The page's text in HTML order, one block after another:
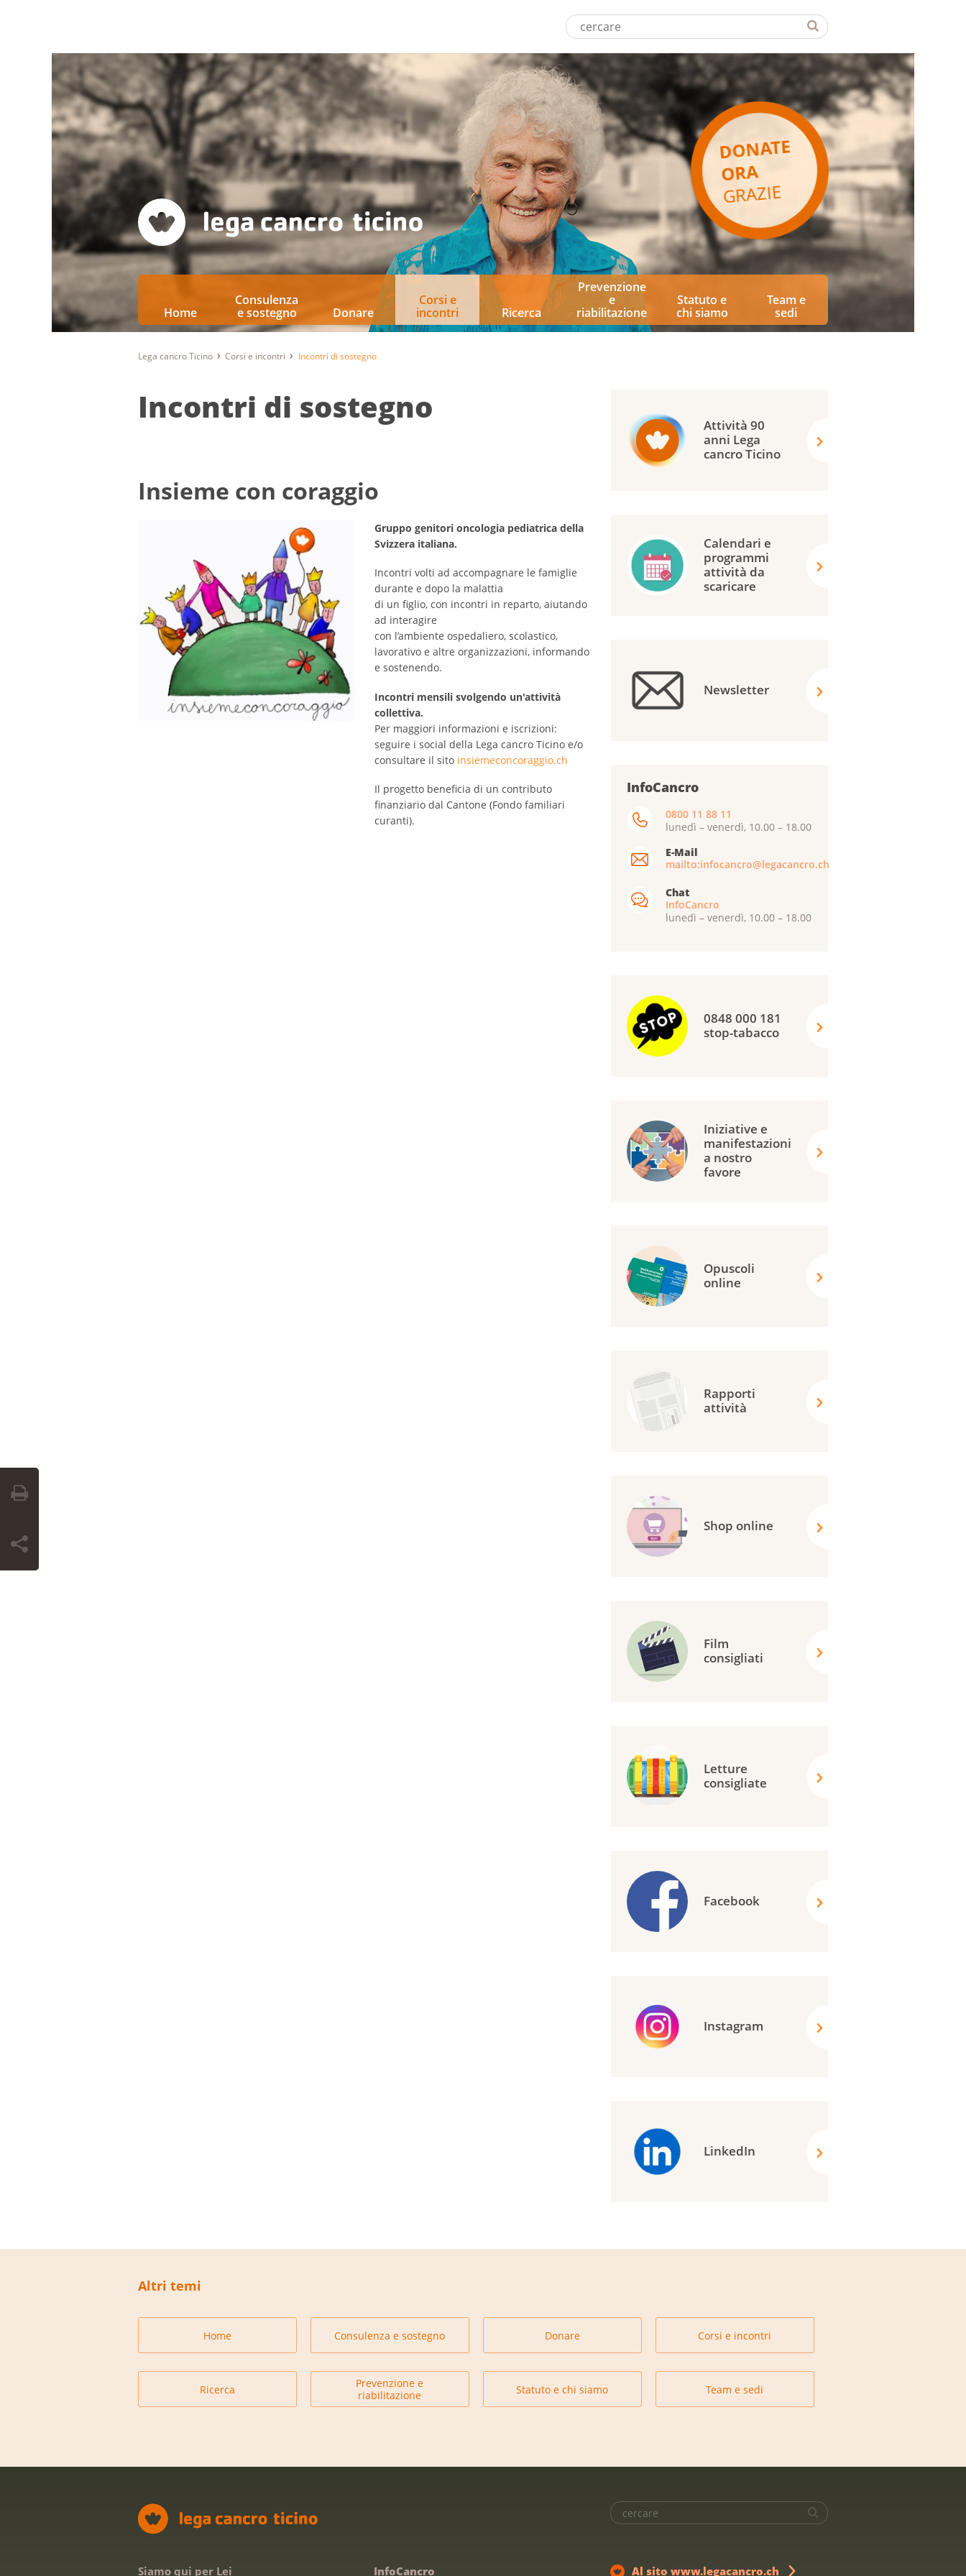
DONATE
ORA
GRAZIE
Home
Consulenza
e sostegno
Donare
Corsi e
incontri
Ricerca
Prevenzione
e
riabilitazione
Statuto e
chi siamo
Team e
sedi
Lega cancro Ticino Corsi e incontri Incontri di sostegno
Incontri di sostegno
Insieme con coraggio
Gruppo genitori oncologia pediatrica della
Svizzera italiana.
Incontri volti ad accompagnare le famiglie
durante e dopo la malattia
di un figlio, con incontri in reparto, aiutando
ad interagire
con l’ambiente ospedaliero, scolastico,
lavorativo e altre organizzazioni, informando
e sostenendo.
Incontri mensili svolgendo un'attività
collettiva.
Per maggiori informazioni e iscrizioni:
seguire i social della Lega cancro Ticino e/o
consultare il sito insiemeconcoraggio.ch
Il progetto beneficia di un contributo
finanziario dal Cantone (Fondo familiari
curanti).
Attività 90
anni Lega
cancro Ticino
Calendari e
programmi
attività da
scaricare
Newsletter
InfoCancro
0800 11 88 11
lunedì – venerdì, 10.00 – 18.00
E-Mail
mailto:infocancro@legacancro.ch
Chat
InfoCancro
lunedì – venerdì, 10.00 – 18.00
0848 000 181
stop-tabacco
Iniziative e
manifestazioni
a nostro
favore
Opuscoli
online
Rapporti
attività
Shop online
Film
consigliati
Letture
consigliate
Facebook
Instagram
LinkedIn
Altri temi
Home Consulenza e sostegno Donare Corsi e incontri
Ricerca
Prevenzione e
riabilitazione
Statuto e chi siamo Team e sedi
Siamo qui per Lei InfoCancro Al sito www.legacancro.ch